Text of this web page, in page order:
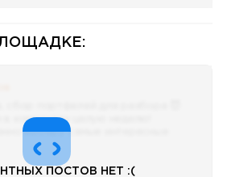
в комментах целую неделю!
выберу самые интересные
ПОСТОВ НЕТ :(